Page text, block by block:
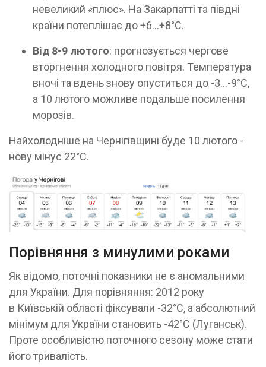
невеликий «плюс». На Закарпатті та півдні
країни потеплішає до +6…+8°C.
Від 8-9 лютого: прогнозується чергове
вторгнення холодного повітря. Температура
вночі та вдень знову опуститься до -3…-9°C,
а 10 лютого можливе подальше посилення
морозів.
Найхолодніше на Чернігівщині буде 10 лютого -
нову мінус 22°C.
Порівняння з минулими роками
Як відомо, поточні показники не є аномальними
для України. Для порівняння: 2012 року
в Київській області фіксували -32°C, а абсолютний
мінімум для України становить -42°C (Луганськ).
Проте особливістю поточного сезону може стати
його тривалість.